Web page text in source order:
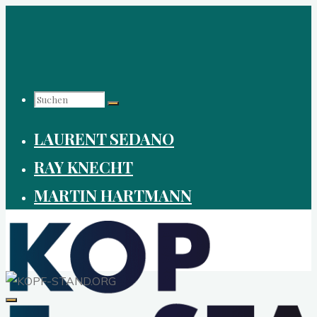
Suchen
nach:
LAURENT SEDANO
RAY KNECHT
MARTIN HARTMANN
KOPF-
STAND.ORG